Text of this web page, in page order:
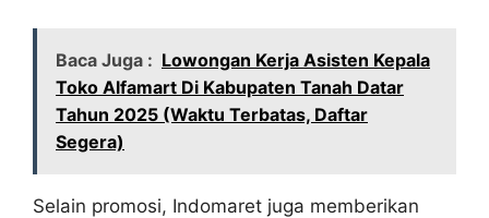
Baca Juga : Lowongan Kerja Asisten Kepala
Toko Alfamart Di Kabupaten Tanah Datar
Tahun 2025 (Waktu Terbatas, Daftar
Segera)
Selain promosi, Indomaret juga memberikan